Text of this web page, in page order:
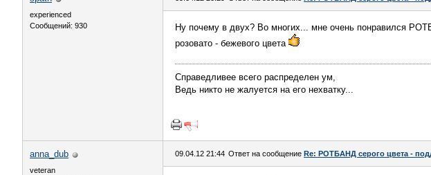
experienced
Сообщений: 930
Ну почему в двух? Во многих... мне очень понравился
розовато - бежевого цвета
Справедливее всего распределен ум,
Ведь никто не жалуется на его нехватку...
anna_dub
veteran
09.04.12 21:44 Ответ на сообщение Re: РОТБАНД серого цвета -